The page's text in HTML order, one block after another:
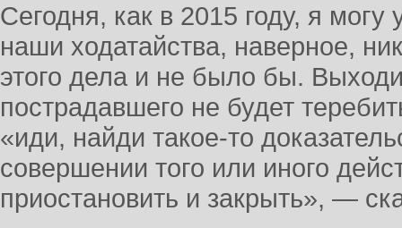
Сегодня, как в 2015 году, я
наши ходатайства, наверное,
этого дела и не было бы.
пострадавшего не будет
«иди, найди такое-то
совершении того или иного
приостановить и закрыть», —